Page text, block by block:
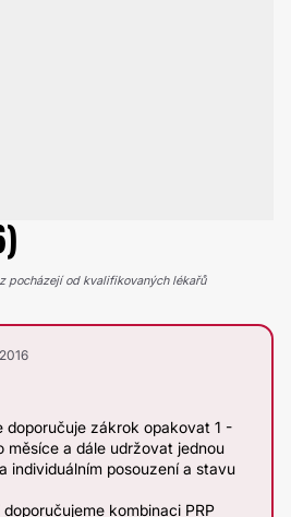
pocházejí od kvalifikovaných lékařů
doporučuje zákrok opakovat 1 -
měsíce a dále udržovat jednou
individuálním posouzení a stavu
kombinaci PRP